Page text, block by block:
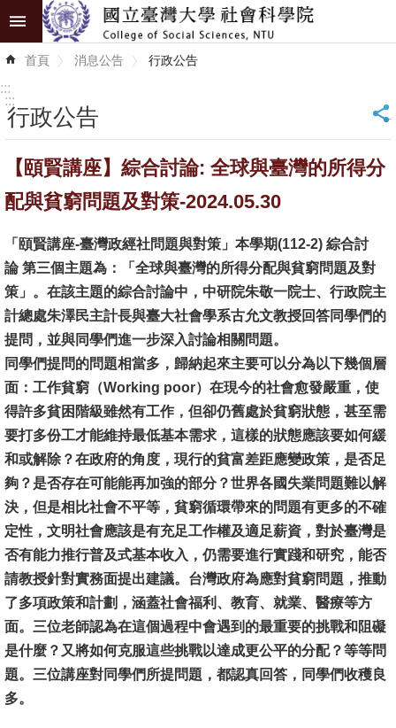
跳到主要內容區塊
進
階
識
學
學
研
究
消
息
公
告
國
際
化
高
教
深
耕
首頁 消息公告 行政公告
:::
:::
行政公告 _
【頤賢講座】綜合討論: 全球與臺灣的所得分
配與貧窮問題及對策-2024.05.30
「頤賢講座-臺灣政經社問題與對策」本學期(112-2) 綜合討
論第三個主題為：「全球與臺灣的所得分配與貧窮問題及對
策」。在該主題的綜合討論中，中研院朱敬一院士、行政院主
計總處朱澤民主計長與臺大社會學系古允文教授回答同學們的
提問，並與同學們進一步深入討論相關問題。
同學們提問的問題相當多，歸納起來主要可以分為以下幾個層
面：工作貧窮（Working poor）在現今的社會愈發嚴重，使
得許多貧困階級雖然有工作，但卻仍舊處於貧窮狀態，甚至需
要打多份工才能維持最低基本需求，這樣的狀態應該要如何緩
和或解除？在政府的角度，現行的貧富差距應變政策，是否足
夠？是否存在可能能再加強的部分？世界各國失業問題難以解
決，但是相比社會不平等，貧窮循環帶來的問題有更多的不確
定性，文明社會應該是有充足工作權及適足薪資，對於臺灣是
否有能力推行普及式基本收入，仍需要進行實踐和研究，能否
請教授針對實務面提出建議。台灣政府為應對貧窮問題，推動
了多項政策和計劃，涵蓋社會福利、教育、就業、醫療等方
面。三位老師認為在這個過程中會遇到的最重要的挑戰和阻礙
是什麼？又將如何克服這些挑戰以達成更公平的分配？等等問
題。三位講座對同學們所提問題，都認真回答，同學們收穫良
多。